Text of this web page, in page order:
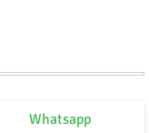
Whatsapp